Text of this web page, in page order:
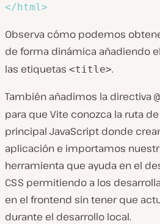
</html >
Observa cómo podemos
de forma dinámica añadiendo
las etiquetas <title>.
También añadimos la directiva
para que Vite conozca la ruta
principal JavaScript donde
aplicación e importamos
herramienta que ayuda en el
CSS permitiendo a los
en el frontend sin tener que
durante el desarrollo local.